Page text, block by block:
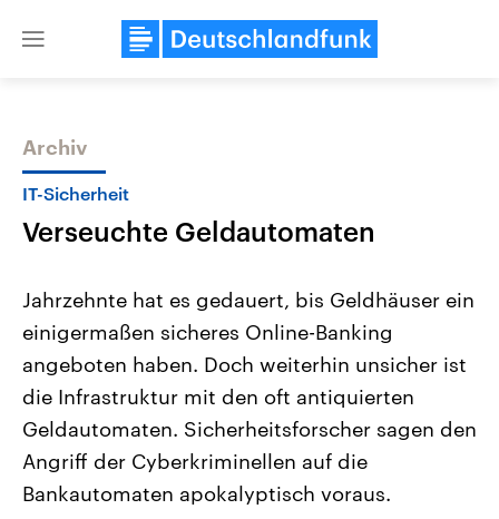
Close
Themen
Landtagswahl Sachsen-Anhalt
2026
Alle Informationen
Sachsen-Anhalt wählt am 6.
September 2026 einen neuen
Landtag. Seit 2021 wird das
Bundesland von einer Koalition aus
USA
Aktuelle Beiträge,
Hintergründe
Wirtschaftlich und
gehören die Vereinigten
mit großem Einfluss auf
Archiv
IT-Sicherheit
Verseuchte Geldautomaten
Jahrzehnte hat es gedauert, bis Geldhäuser ein
einigermaßen sicheres Online-Banking
angeboten haben. Doch weiterhin unsicher ist
die Infrastruktur mit den oft antiquierten
Geldautomaten. Sicherheitsforscher sagen den
Angriff der Cyberkriminellen auf die
Bankautomaten apokalyptisch voraus.